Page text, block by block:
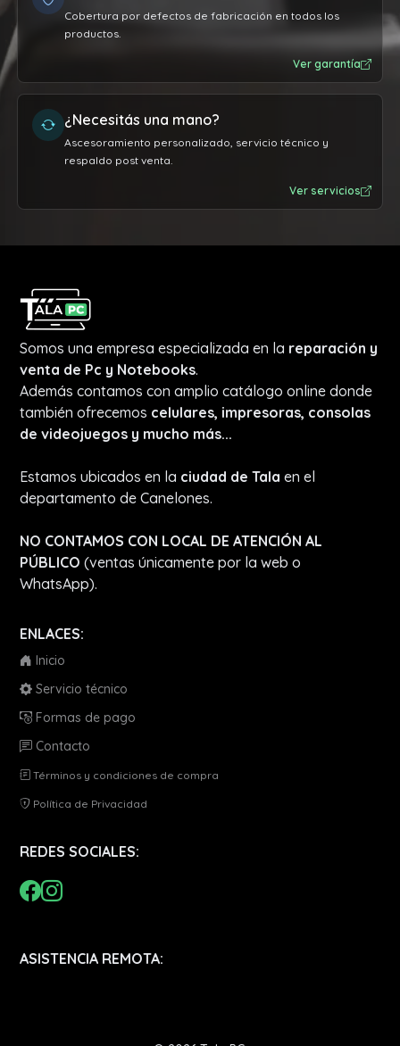
Cobertura por defectos de fabricación en todos los
productos.
Ver garantía
¿Necesitás una mano?
Ascesoramiento personalizado, servicio técnico y
respaldo post venta.
Ver servicios
Somos una empresa especializada en la reparación y
venta de Pc y Notebooks.
Además contamos con amplio catálogo online donde
también ofrecemos celulares, impresoras, consolas
de videojuegos y mucho más...
Estamos ubicados en la ciudad de Tala en el
departamento de Canelones.
NO CONTAMOS CON LOCAL DE ATENCIÓN AL
PÚBLICO (ventas únicamente por la web o
WhatsApp).
ENLACES:
Inicio
Servicio técnico
Formas de pago
Contacto
Términos y condiciones de compra
Política de Privacidad
REDES SOCIALES:
ASISTENCIA REMOTA: